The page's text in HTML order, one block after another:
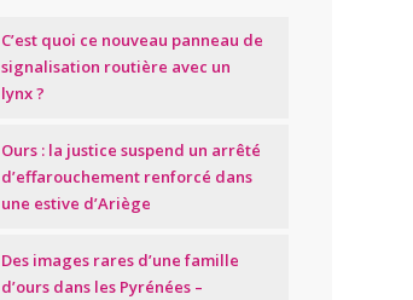
C’est quoi ce nouveau panneau de
signalisation routière avec un
lynx ?
Ours : la justice suspend un arrêté
d’effarouchement renforcé dans
une estive d’Ariège
Des images rares d’une famille
d’ours dans les Pyrénées –